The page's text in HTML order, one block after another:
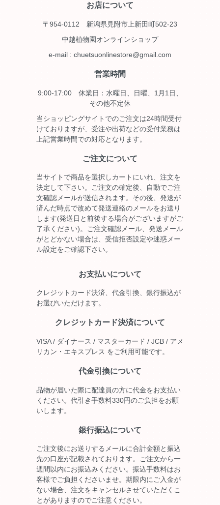
お店について
〒954-0112 新潟県見附市上新田町502-23
中越植物園オンラインショップ
e-mail : chuetsuonlinestore@gmail.com
営業時間
9:00-17:00 休業日：水曜日、日曜、1月1日、
その他不定休
当ショッピングサイトでのご注文は24時間受付
けておりますが、受注や出荷などの受付業務は
上記営業時間での対応となります。
ご注文について
当サイトで商品を選択しカートにいれ、注文を
決定して下さい。ご注文の確定後、自動でご注
文確認メールが送信されます。その後、発送が
済んだ時点で改めて発送連絡のメールをお送り
します(発送日と前後する場合がございますがご
了承ください)。ご注文確認メール、発送メール
がとどかない場合は、受信拒否設定や迷惑メー
ル設定をご確認下さい。
お支払いについて
クレジットカード決済、代金引換、銀行振込が
お選びいただけます。
クレジットカード決済について
VISA / ダイナース / マスターカード / JCB / アメ
リカン・エキスプレス をご利用可能です。
代金引換について
品物が届いた際に配達員の方に代金をお支払い
ください。代引き手数料330円のご負担をお願
いします。
銀行振込について
ご注文後にお送りするメールに合計金額と振込
先の口座が記載されております。ご注文から一
週間以内にお振込みください。振込手数料はお
客様でご負担くださいませ。期限内にご入金が
ない場合、注文をキャンセルさせていただくこ
とがありますのでご注意ください。